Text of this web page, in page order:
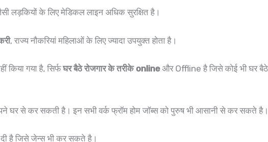
लड़कियों के लिए मेडिकल लाइन अधिक सुरक्षित है।
, राज्य नौकरियां महिलाओं के लिए ज्यादा उपयुक्त होता है।
किया गया है, सिर्फघर बैठे रोजगार के तरीके online और Offline है जिसे कोई भी घर
घर से कर सकती है। इन सभी वर्क फ्रॉम होम जॉब्स को पुरुष भी आसानी से कर सकते है।
दी है जिसे जेन्स भी कर सकते है।